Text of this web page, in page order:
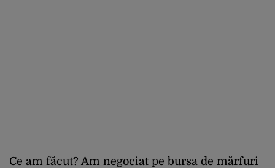
Ce am făcut? Am negociat pe bursa de mărfuri